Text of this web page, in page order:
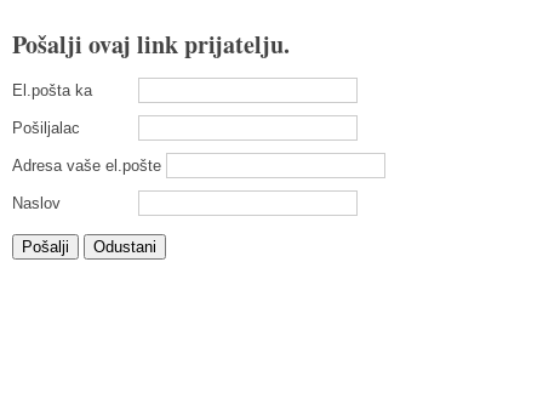
Pošalji ovaj link prijatelju.
El.pošta ka
Pošiljalac
Adresa vaše el.pošte
Naslov
Pošalji Odustani